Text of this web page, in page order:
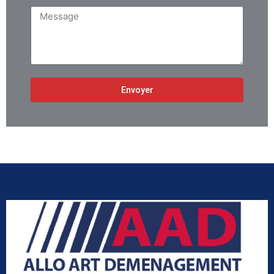
Message
Envoyer